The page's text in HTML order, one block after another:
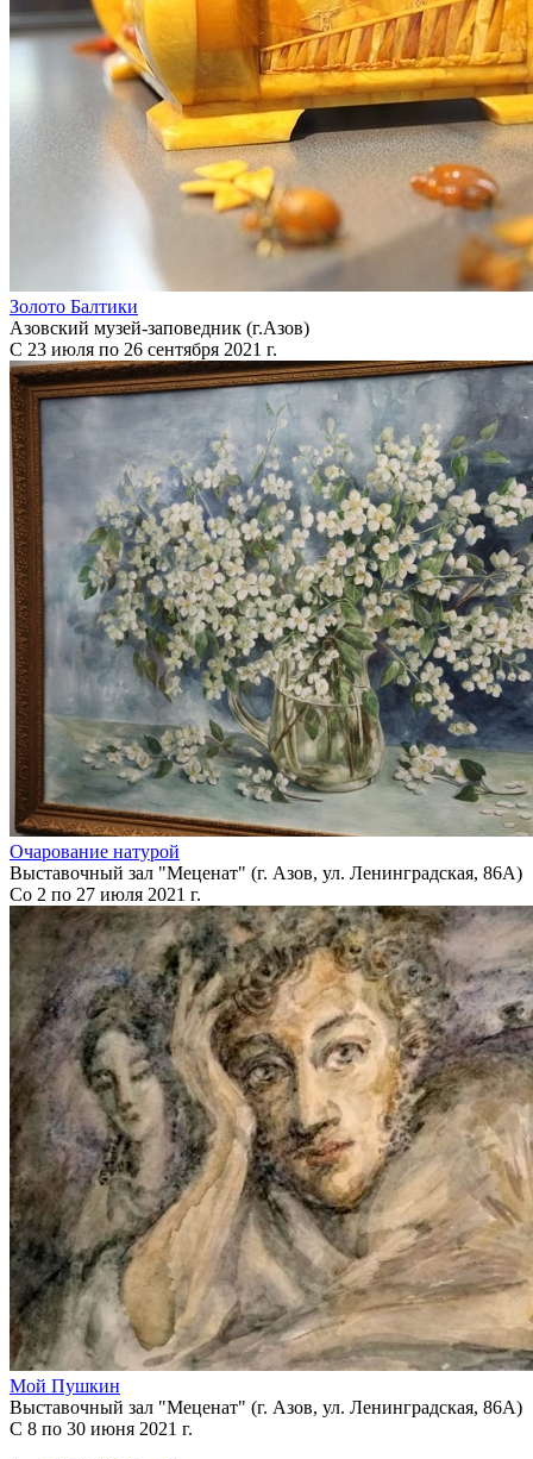
Золото Балтики
Азовский музей-заповедник (г.Азов)
С 23 июля по 26 сентября 2021 г.
Очарование натурой
Выставочный зал "Меценат" (г. Азов, ул. Ленинградская, 86А)
Со 2 по 27 июля 2021 г.
Мой Пушкин
Выставочный зал "Меценат" (г. Азов, ул. Ленинградская, 86А)
С 8 по 30 июня 2021 г.